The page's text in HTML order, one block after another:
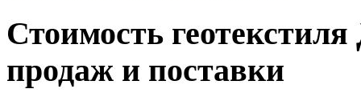
Стоимость
продаж и поставки